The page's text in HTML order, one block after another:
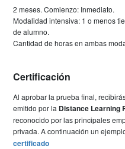
2 meses. Comienzo: Inmediato.
Modalidad intensiva: 1 o menos
de alumno.
Cantidad de horas en ambas
Certificación
Al aprobar la prueba final,
emitido por la Distance Learning
reconocido por las principales
privada. A continuación un
certificado